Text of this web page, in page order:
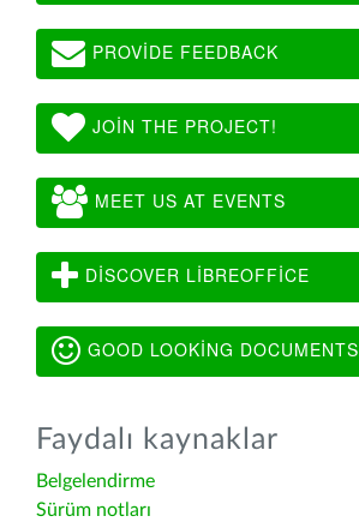
PROVIDE FEEDBACK
JOIN THE PROJECT!
MEET US AT EVENTS
DISCOVER LIBREOFFICE
GOOD LOOKING DOCUMENTS
Faydalı kaynaklar
Belgelendirme
Sürüm notları